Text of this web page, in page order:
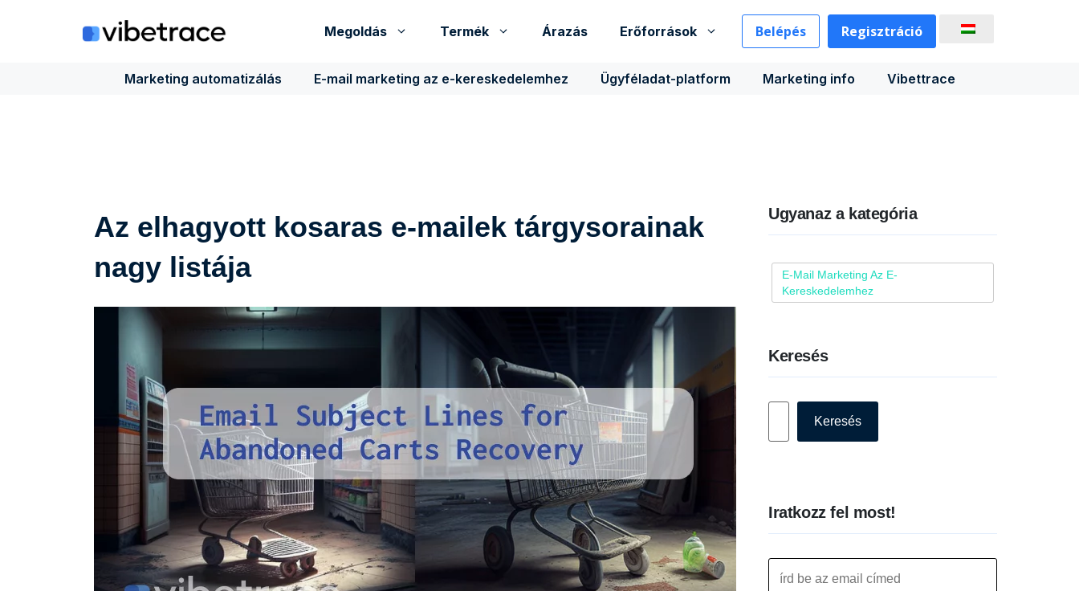
Megoldás Termék Árazás Erőforrások Belépés Regisztráció
Marketing automatizálás E-mail marketing az e-kereskedelemhez Ügyféladat-platform Marketing info Vibettrace
Az elhagyott kosaras e-mailek tárgysorainak
nagy listája
Ugyanaz a kategória
E-Mail Marketing Az E-
Kereskedelemhez
Keresés
Keresés
Iratkozz fel most!